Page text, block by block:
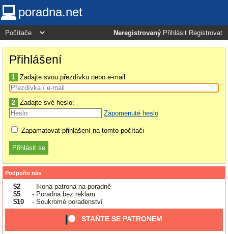
poradna.net
Neregistrovaný Přihlásit Registrovat
Přihlášení
1 Zadajte svou přezdívku nebo e-mail:
2 Zadajte své heslo:
Zapomenuté heslo
Zapamatovat přihlášení na tomto počítači
Podpořte nás
$2
- Ikona patrona na poradně
$5
- Poradna bez reklam
$10
- Soukromé poradenství
STAŇTE SE PATRONEM